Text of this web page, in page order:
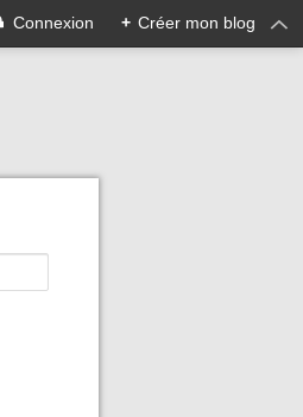
Connexion + Créer mon blog